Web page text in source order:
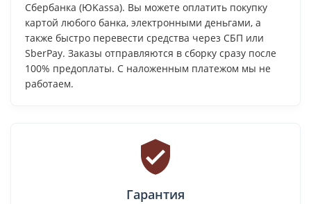
Сбербанка (ЮKassa). Вы можете оплатить покупку
картой любого банка, электронными деньгами, а
также быстро перевести средства через СБП или
SberPay. Заказы отправляются в сборку сразу после
100% предоплаты. С наложенным платежом мы не
работаем.
Гарантия